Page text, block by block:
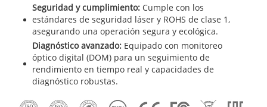
Seguridad y cumplimiento: Cumple con los
estándares de seguridad láser y ROHS de clase 1,
asegurando una operación segura y ecológica.
Diagnóstico avanzado: Equipado con monitoreo
óptico digital (DOM) para un seguimiento de
rendimiento en tiempo real y capacidades de
diagnóstico robustas.